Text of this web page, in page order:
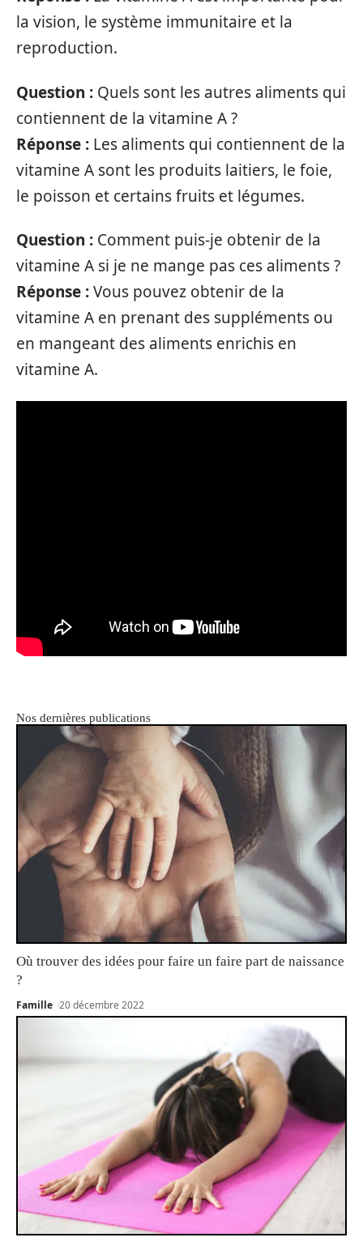
la vision, le système immunitaire et la
reproduction.
Question : Quels sont les autres aliments qui
contiennent de la vitamine A ?
Réponse : Les aliments qui contiennent de la
vitamine A sont les produits laitiers, le foie,
le poisson et certains fruits et légumes.
Question : Comment puis-je obtenir de la
vitamine A si je ne mange pas ces aliments ?
Réponse :Vous pouvez obtenir de la
vitamine A en prenant des suppléments ou
en mangeant des aliments enrichis en
vitamine A.
Nos dernières publications
Où trouver des idées pour faire un faire part de naissance
?
Famille 20 décembre 2022